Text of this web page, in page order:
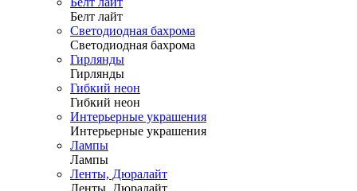
Белт лайт
Светодиодная бахрома
Светодиодная бахрома
Гирлянды
Гирлянды
Гибкий неон
Гибкий неон
Интерьерные украшения
Интерьерные украшения
Лампы
Лампы
Ленты, Дюралайт
Ленты, Дюралайт